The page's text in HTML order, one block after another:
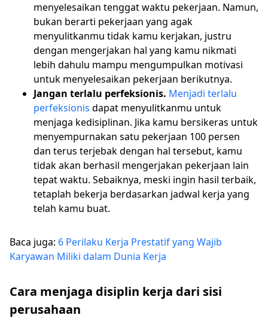
menyelesaikan tenggat waktu pekerjaan. Namun,
bukan berarti pekerjaan yang agak
menyulitkanmu tidak kamu kerjakan, justru
dengan mengerjakan hal yang kamu nikmati
lebih dahulu mampu mengumpulkan motivasi
untuk menyelesaikan pekerjaan berikutnya.
Jangan terlalu perfeksionis. Menjadi terlalu
perfeksionis dapat menyulitkanmu untuk
menjaga kedisiplinan. Jika kamu bersikeras untuk
menyempurnakan satu pekerjaan 100 persen
dan terus terjebak dengan hal tersebut, kamu
tidak akan berhasil mengerjakan pekerjaan lain
tepat waktu. Sebaiknya, meski ingin hasil terbaik,
tetaplah bekerja berdasarkan jadwal kerja yang
telah kamu buat.
Baca juga: 6 Perilaku Kerja Prestatif yang Wajib
Karyawan Miliki dalam Dunia Kerja
Cara menjaga disiplin kerja dari sisi
perusahaan